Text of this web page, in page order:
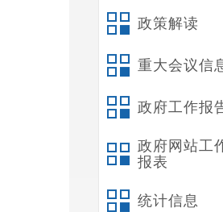
政策解读
重大会议信
政府工作报
政府网站工
报表
统计信息